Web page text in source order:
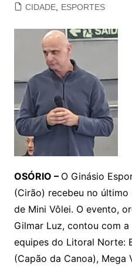
CIDADE, ESPORTES
OSÓRIO – O Ginásio
(Cirão) recebeu no último
de Mini Vôlei. O evento,
Gilmar Luz, contou com
equipes do Litoral Norte:
(Capão da Canoa), Mega